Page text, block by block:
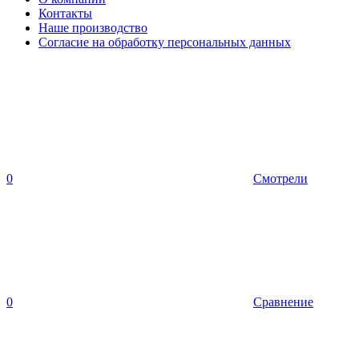
Контакты
Наше производство
Согласие на обработку персональных данных
0 Смотрели
0 Сравнение